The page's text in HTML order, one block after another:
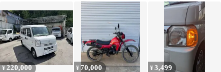
✨
ック 軽バン 運転席 前
席 黒
ターボRS 軽自動車 軽
バン 軽貨物
¥220,000 ¥ 70,000 ¥3,499